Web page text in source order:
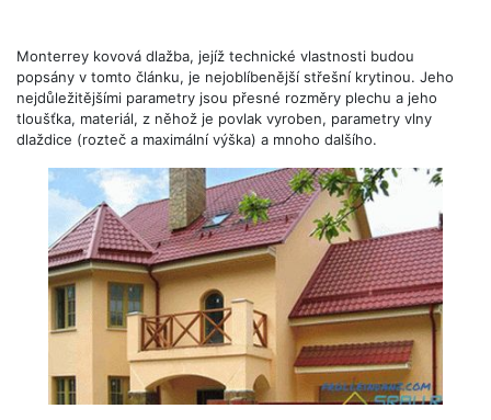
Monterrey kovová dlažba, jejíž technické vlastnosti budou
popsány v tomto článku, je nejoblíbenější střešní krytinou. Jeho
nejdůležitějšími parametry jsou přesné rozměry plechu a jeho
tloušťka, materiál, z něhož je povlak vyroben, parametry vlny
dlaždice (rozteč a maximální výška) a mnoho dalšího.